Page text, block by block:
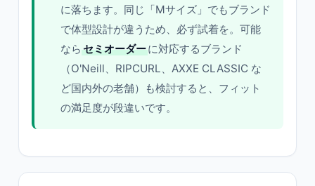
に落ちます。同じ「Mサイズ」でもブランド
で体型設計が違うため、必ず試着を。可能
なら セミオーダーに対応するブランド
（O'Neill、RIPCURL、AXXE CLASSIC な
ど国内外の老舗）も検討すると、フィット
の満足度が段違いです。